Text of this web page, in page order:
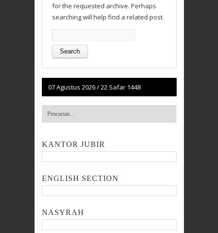
for the requested archive. Perhaps
searching will help find a related post.
for:
07 Agustus 2026/22 Safar 1448
KANTOR JUBIR
ENGLISH SECTION
NASYRAH